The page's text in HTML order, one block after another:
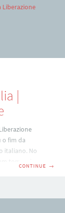
|
o fim da
italiano. No
CONTINUE →